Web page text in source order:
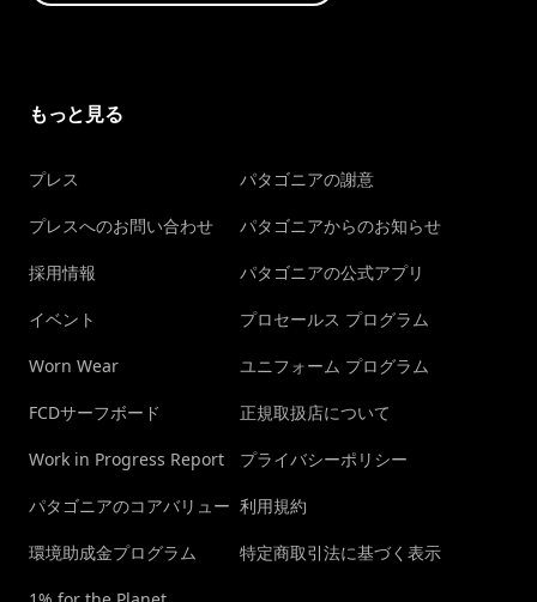
もっと見る
プレス
プレスへのお問い合わせ
採用情報
イベント
Worn Wear
FCDサーフボード
Work in Progress Report
パタゴニアのコアバリュー
環境助成金プログラム
パタゴニアの謝意
パタゴニアからのお知らせ
パタゴニアの公式アプリ
プロセールス プログラム
ユニフォーム プログラム
正規取扱店について
プライバシーポリシー
利用規約
特定商取引法に基づく表示